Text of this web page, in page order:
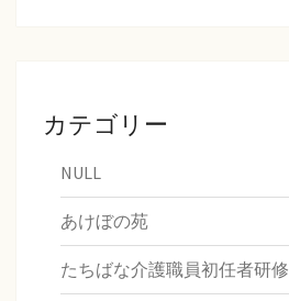
カテゴリー
NULL
あけぼの苑
たちばな介護職員初任者研修